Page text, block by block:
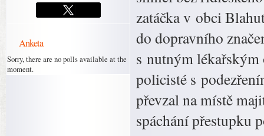
Anketa
Sorry, there are no polls available at the
moment.
zatáčka v obci
do dopravního
s nutným
policisté s
převzal na místě
spáchání přestupku